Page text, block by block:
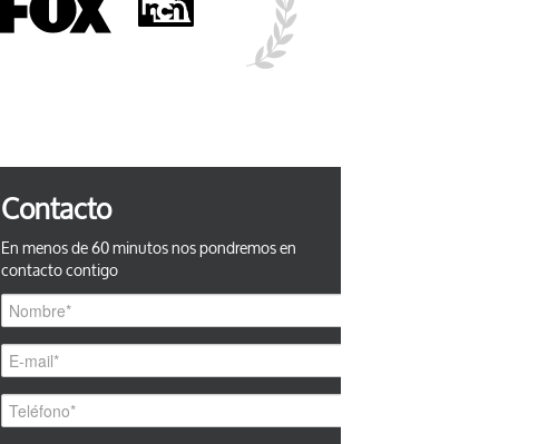
Contacto
En menos de 60 minutos nos pondremos en
contacto contigo